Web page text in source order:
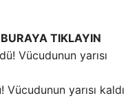
TIKLAYIN
yarısı kaldı